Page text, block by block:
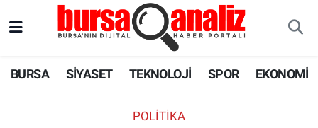
BURSA SİYASET TEKNOLOJİ SPOR EKONOMİ
POLITIKA